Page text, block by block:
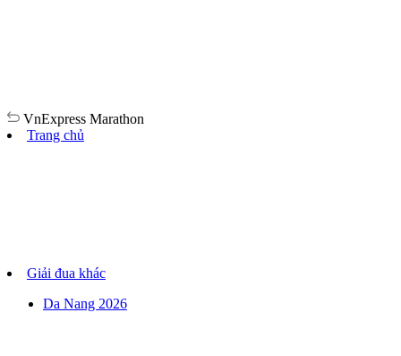
VnExpress Marathon
Trang chủ
Giải đua khác
Da Nang 2026